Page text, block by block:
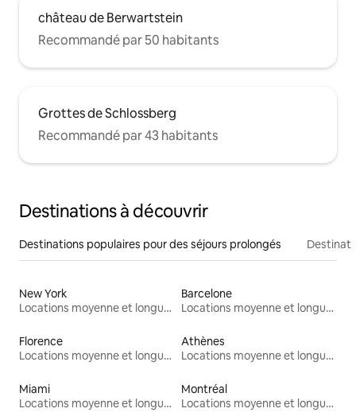
château de Berwartstein
Recommandé par 50 habitants
Grottes de Schlossberg
Recommandé par 43 habitants
Destinations à découvrir
Destinations populaires pour des séjours prolongés
New York
Locations moyenne et longue durée
Barcelone
Locations moyenne et longue durée
Florence
Locations moyenne et longue durée
Athènes
Locations moyenne et longue durée
Miami
Locations moyenne et longue durée
Montréal
Locations moyenne et longue durée